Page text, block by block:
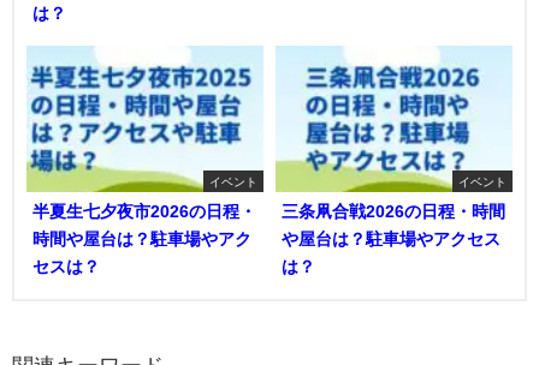
は？
イベント
半夏生七夕夜市2026の日程・
時間や屋台は？駐車場やアク
セスは？
イベント
三条凧合戦2026の日程・時間
や屋台は？駐車場やアクセス
は？